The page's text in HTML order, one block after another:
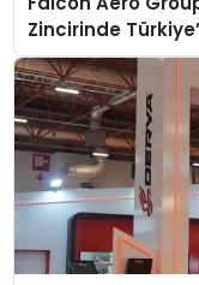
Zincirinde